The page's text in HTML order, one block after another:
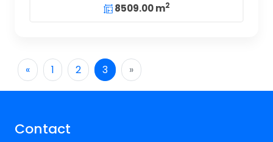
8509.00 m2
« 1 2 3 »
Contact